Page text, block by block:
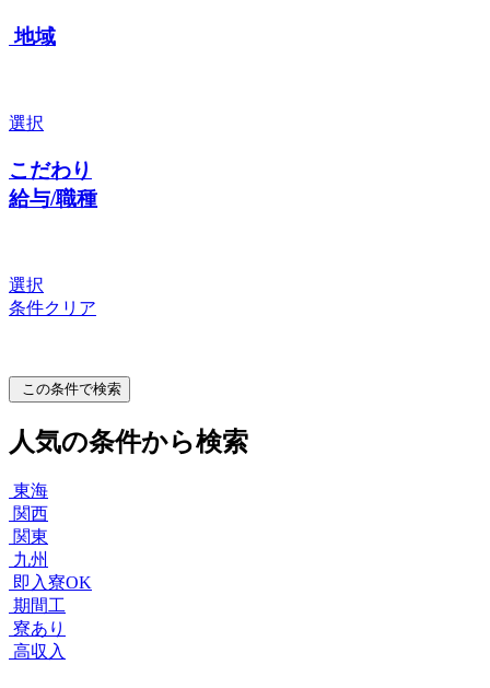
地域
選択
こだわり
給与/職種
選択
条件クリア
この条件で検索
人気の条件から検索
東海
関西
関東
九州
即入寮OK
期間工
寮あり
高収入